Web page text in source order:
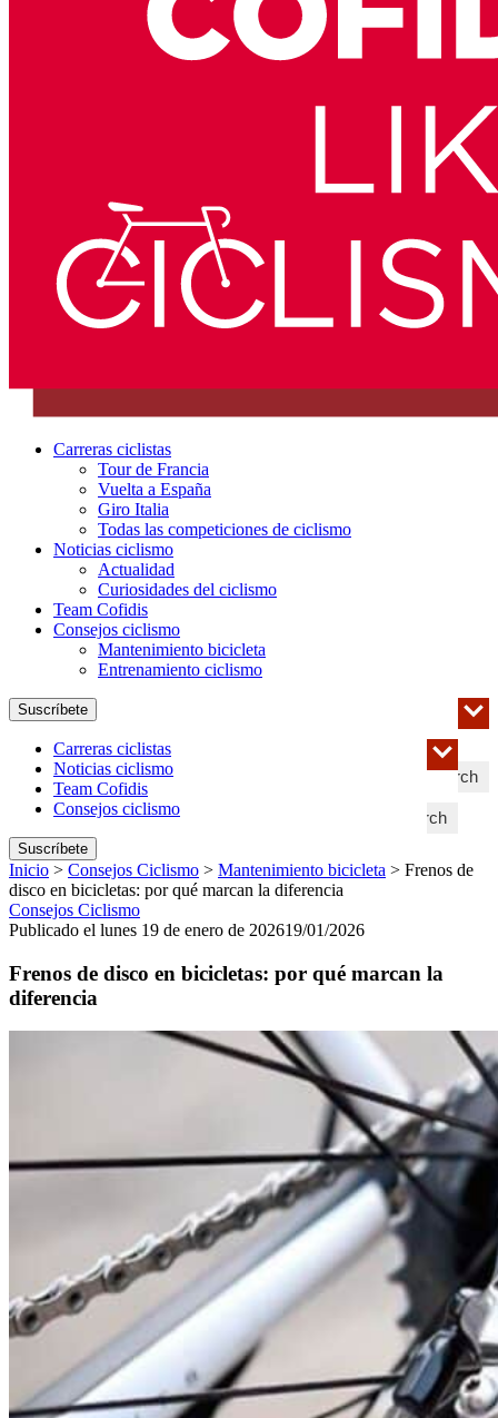
Carreras ciclistas
Tour de Francia
Vuelta a España
Giro Italia
Todas las competiciones de ciclismo
Noticias ciclismo
Actualidad
Curiosidades del ciclismo
Team Cofidis
Consejos ciclismo
Mantenimiento bicicleta
Entrenamiento ciclismo
Search
Suscríbete
Search
Carreras ciclistas
Noticias ciclismo
Team Cofidis
Consejos ciclismo
Suscríbete
Inicio > Consejos Ciclismo > Mantenimiento bicicleta > Frenos de
disco en bicicletas: por qué marcan la diferencia
Consejos Ciclismo
Publicado el lunes 19 de enero de 202619/01/2026
Frenos de disco en bicicletas: por qué marcan la
diferencia